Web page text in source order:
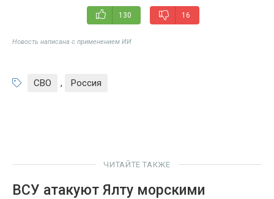
130 16
Новость написана с применением ИИ
СВО , Россия
ЧИТАЙТЕ ТАКЖЕ
ВСУ атакуют Ялту морскими